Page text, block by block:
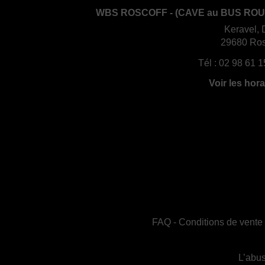
WBS ROSCOFF - (CAVE au BUS
Keravel,
29680
Tél : 02 98 61
Voir les
FAQ- Conditions de vente